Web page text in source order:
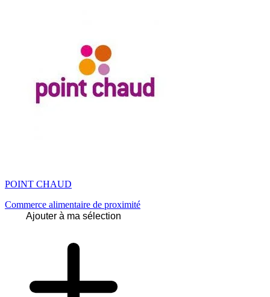
POINT CHAUD
Commerce alimentaire de proximité
Ajouter à ma sélection